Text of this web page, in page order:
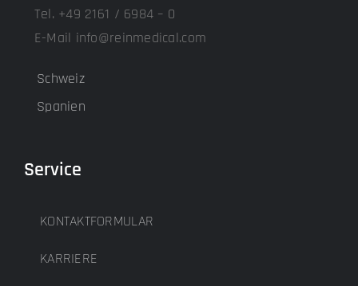
Tel. +49 2161 / 6984 – 0
E-Mail info@reinmedical.com
Schweiz
Spanien
Service
KONTAKTFORMULAR
KARRIERE